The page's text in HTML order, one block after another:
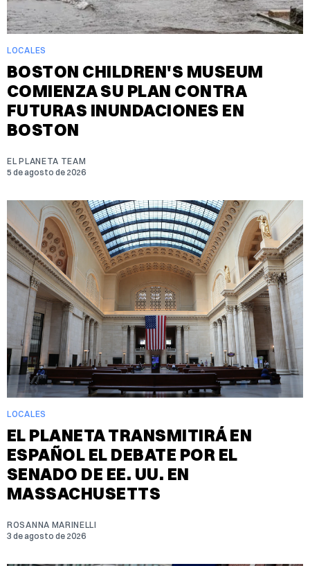
LOCALES
BOSTON CHILDREN'S MUSEUM
COMIENZA SU PLAN CONTRA
FUTURAS INUNDACIONES EN
BOSTON
EL PLANETA TEAM
5 de agosto de 2026
LOCALES
EL PLANETA TRANSMITIRÁ EN
ESPAÑOL EL DEBATE POR EL
SENADO DE EE. UU. EN
MASSACHUSETTS
ROSANNA MARINELLI
3 de agosto de 2026